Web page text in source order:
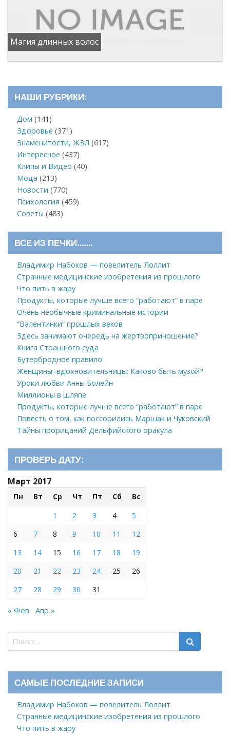
Магия длинных волос
НАШИ РУБРИКИ:
Дом (141)
Здоровье (371)
Знаменитости, ЖЗЛ (617)
Интересное (437)
Клипы и Видео (40)
Мода (213)
Новости (770)
Психология (459)
Советы (483)
ВСЕ ИЗ ПЕЧКИ…….
Владимир Набоков — повелитель Лоллит
Странные медицинские изобретения из прошлого
Что пить в жару
Продукты, которые лучше всего “работают” в паре
Очень необычные криминальные истории
“Валентинки” прошлых веков
Здесь занимают очередь на жертвоприношение?
Книга Страшного суда
Бутербродное правило
Женщины–вдохновительницы: Каково быть музой?
Уроки любви Анны Болейн
Миллионы в шляпе
Продукты, которые лучше всего “работают” в паре
Повесть о том, как поссорились Маршак и Чуковский
Тайны прорицаний Дельфийского оракула
ПРОВЕРЬ ДАТУ:
Март 2017
Пн Вт Ср Чт Пт Сб
Вс
1
2 3 4
5
6
7 8 9 10 11
12
13
14 15 16 17 18
19
20
21 22 23 24 25
26
27
28 29 30 31
« Фев Апр »
САМЫЕ ПОСЛЕДНИЕ ЗАПИСИ
Владимир Набоков — повелитель Лоллит
Странные медицинские изобретения из прошлого
Что пить в жару